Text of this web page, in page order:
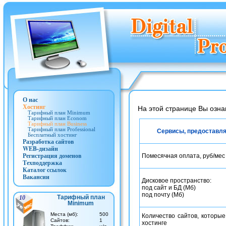
О нас
Хостинг
Тарифный план Minimum
Тарифный план Econom
Тарифный план Business
Тарифный план Professional
Бесплатный хостинг
Разработка сайтов
WEB-дизайн
Регистрация доменов
Техподдержка
Каталог ссылок
Вакансии
На этой странице Вы
Сервисы,
Помесячная оплата, руб/мес
Дисковое пространство:
под сайт и БД (Мб)
под почту (Мб)
Количество сайтов,
хостинге
10
Тарифный план
Minimum
Места (мб):
Cайтов:
500
1